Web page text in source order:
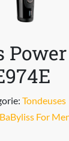
Tondeuses
BaByliss For